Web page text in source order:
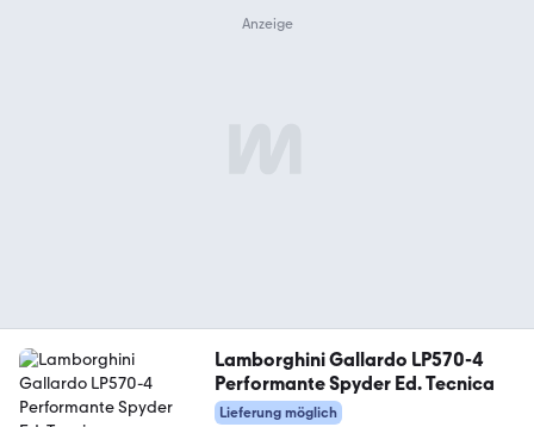
Lamborghini Gallardo LP570-4
Performante Spyder Ed. Tecnica
Lieferung möglich